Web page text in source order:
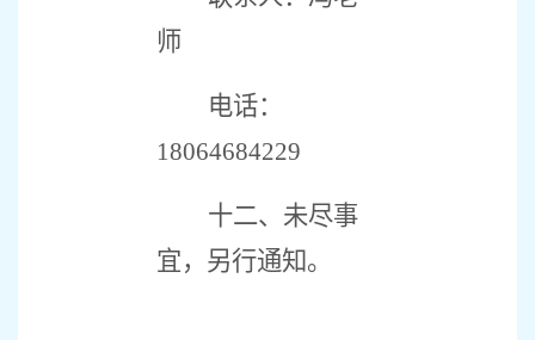
师
电话：
18064684229
十二、未尽事
宜，另行通知。